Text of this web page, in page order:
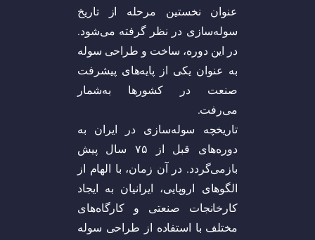
عنوان نخستین مرحله از تاریخ
سوله‌سازی در نظر گرفته می‌شود.
در این دوره، ساخت و طراحی سوله
به عنوان یکی از پایه‌های پیشرفت
صنعت در کشور‌ها به‌شمار
می‌رفت.
تاریخچه سوله‌سازی در ایران به
دوره‌های قبل از ۷۵ سال پیش
بازمی‌گردد. در آن زمان، با الهام از
الگو‌های اروپایی، ایرانیان به ایجاد
کارخانجات صنعتی و کارگاه‌های
مختلف با استفاده از طراحی سوله